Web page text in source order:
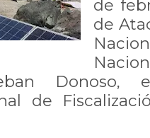
de
de
Donoso,
de